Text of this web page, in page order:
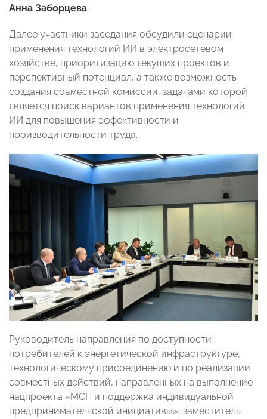
Анна Заборцева.
Далее участники заседания обсудили сценарии
применения технологий ИИ в электросетевом
хозяйстве, приоритизацию текущих проектов и
перспективный потенциал, а также возможность
создания совместной комиссии, задачами которой
является поиск вариантов применения технологий
ИИ для повышения эффективности и
производительности труда.
Руководитель направления по доступности
потребителей к энергетической инфраструктуре,
технологическому присоединению и по реализации
совместных действий, направленных на выполнение
нацпроекта «МСП и поддержка индивидуальной
предпринимательской инициативы», заместитель